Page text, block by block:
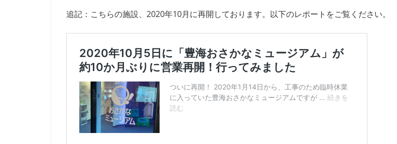
追記：こちらの施設、2020年10月に再開しております。以下のレポートをご覧ください。